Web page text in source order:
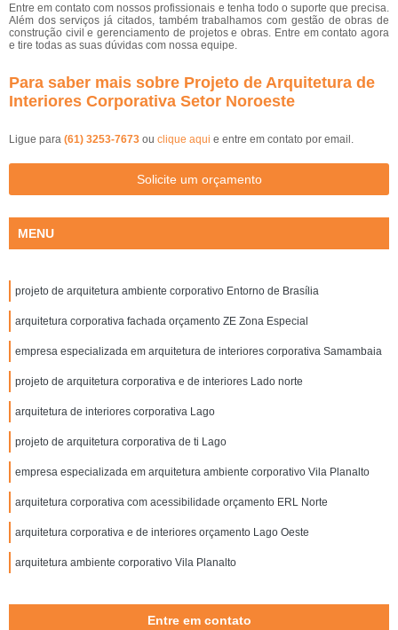
Entre em contato com nossos profissionais e tenha todo o suporte que precisa.
Além dos serviços já citados, também trabalhamos com gestão de obras de
construção civil e gerenciamento de projetos e obras. Entre em contato agora
e tire todas as suas dúvidas com nossa equipe.
Para saber mais sobre Projeto de Arquitetura de
Interiores Corporativa Setor Noroeste
Ligue para (61) 3253-7673 ou clique aqui e entre em contato por email.
Solicite um orçamento
MENU
projeto de arquitetura ambiente corporativo Entorno de Brasília
arquitetura corporativa fachada orçamento ZE Zona Especial
empresa especializada em arquitetura de interiores corporativa Samambaia
projeto de arquitetura corporativa e de interiores Lado norte
arquitetura de interiores corporativa Lago
projeto de arquitetura corporativa de ti Lago
empresa especializada em arquitetura ambiente corporativo Vila Planalto
arquitetura corporativa com acessibilidade orçamento ERL Norte
arquitetura corporativa e de interiores orçamento Lago Oeste
arquitetura ambiente corporativo Vila Planalto
Entre em contato